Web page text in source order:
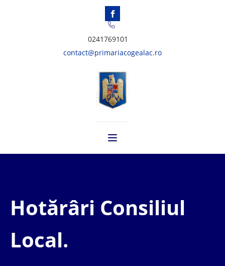
0241769101
contact@primariacogealac.ro
Hotărâri Consiliul
Local.